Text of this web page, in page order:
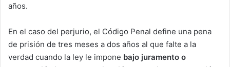
años.
En el caso del perjurio, el Código Penal define una pena
de prisión de tres meses a dos años al que falte a la
verdad cuando la ley le impone bajo juramento o